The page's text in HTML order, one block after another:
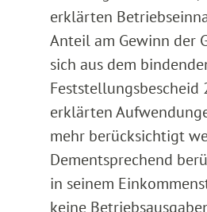
erklärten
Anteil am Gewinn der
sich aus dem
Feststellungsbescheid
erklärten
mehr berücksichtigt
Dementsprechend
in seinem
keine